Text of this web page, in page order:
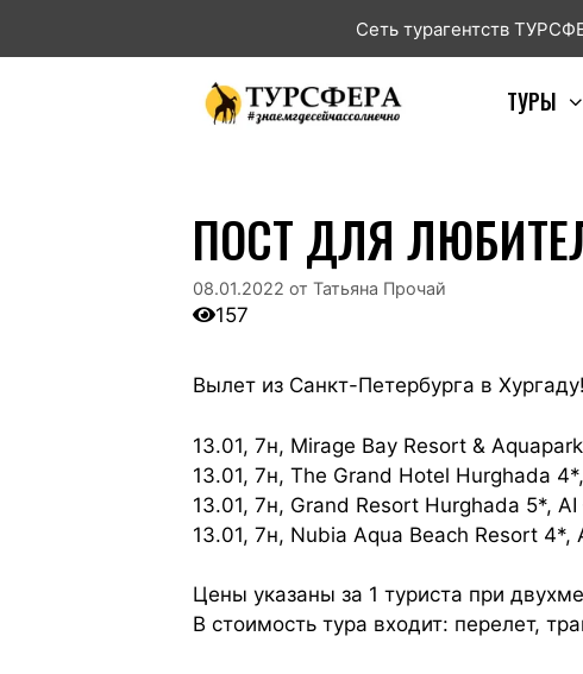
Сеть турагентств
ТУРЫ
ПОСТ ДЛЯ
08.01.2022 от Татьяна Прочай
157
Вылет из Санкт-Петербурга в Хургаду!
13.01, 7н, Mirage Bay Resort &
13.01, 7н, The Grand Hotel Hurghada
13.01, 7н, Grand Resort Hurghada 5*,
13.01, 7н, Nubia Aqua Beach Resort
Цены указаны за 1 туриста при
В стоимость тура входит: перелет,